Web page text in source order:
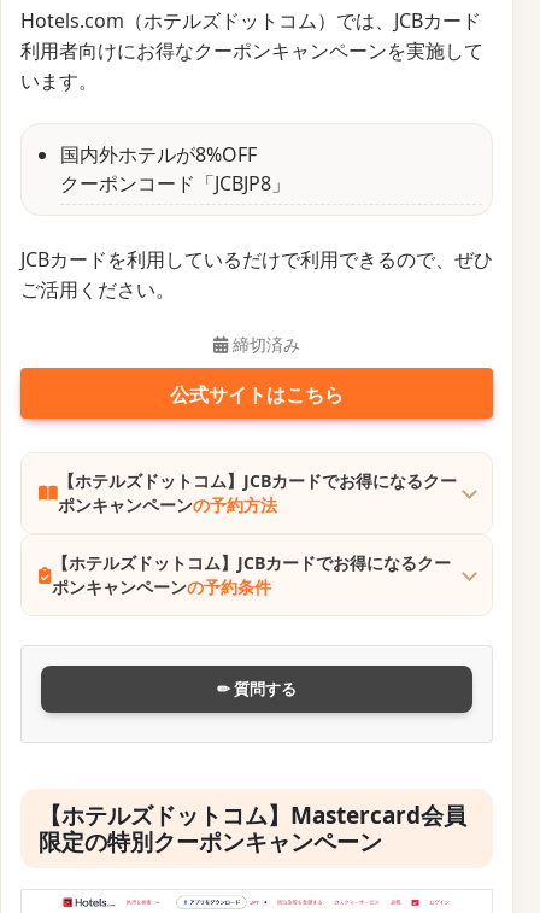
Hotels.com（ホテルズドットコム）では、JCBカード
利用者向けにお得なクーポンキャンペーンを実施して
います。
国内外ホテルが8%OFF
クーポンコード「JCBJP8」
JCBカードを利用しているだけで利用できるので、ぜひ
ご活用ください。
締切済み
公式サイトはこちら
【ホテルズドットコム】JCBカードでお得になるクー
ポンキャンペーンの予約方法
【ホテルズドットコム】JCBカードでお得になるクー
ポンキャンペーンの予約条件
✏ 質問する
【ホテルズドットコム】Mastercard会員
限定の特別クーポンキャンペーン